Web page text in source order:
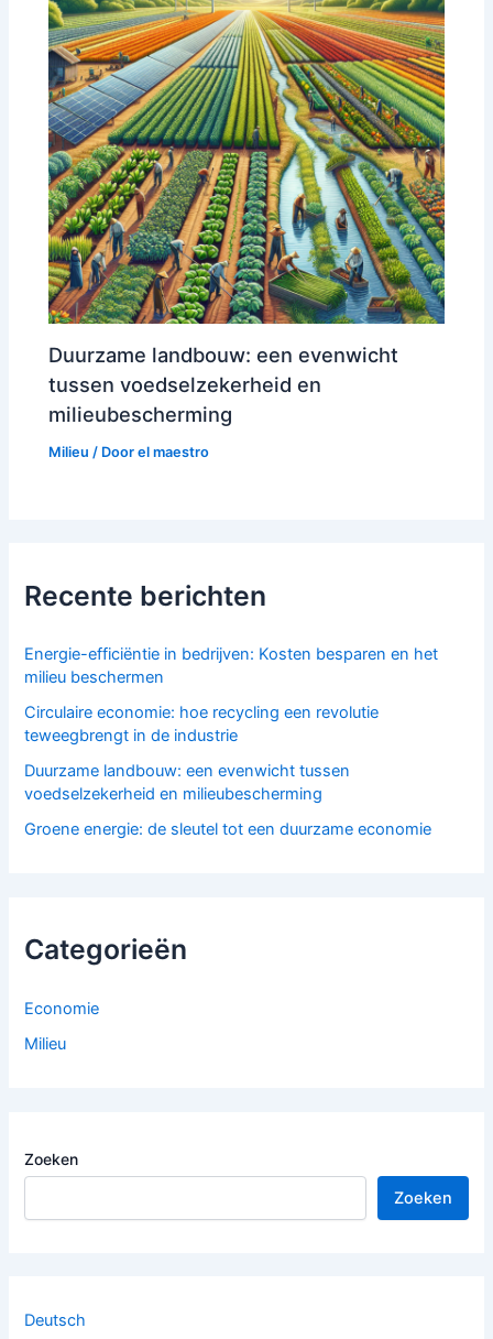
Duurzame landbouw: een evenwicht
tussen voedselzekerheid en
milieubescherming
Milieu / Doorel maestro
Recente berichten
Energie-efficiëntie in bedrijven: Kosten besparen en het
milieu beschermen
Circulaire economie: hoe recycling een revolutie
teweegbrengt in de industrie
Duurzame landbouw: een evenwicht tussen
voedselzekerheid en milieubescherming
Groene energie: de sleutel tot een duurzame economie
Categorieën
Economie
Milieu
Zoeken
Zoeken
Deutsch